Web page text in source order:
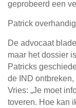
geprobeerd een
Patrick
De advocaat
maar het dossier
Patricks
de IND
Vries: „Je moet
toveren. Hoe kan